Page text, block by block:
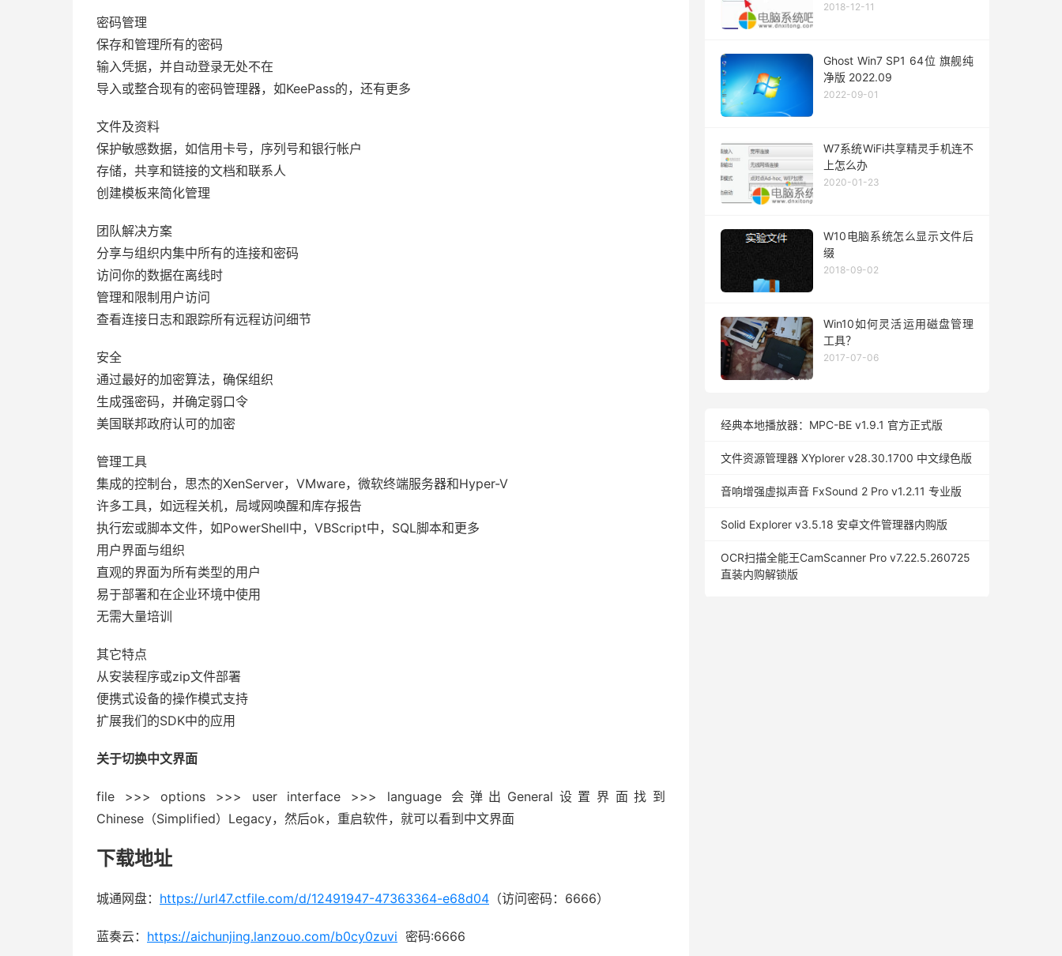
密码管理
保存和管理所有的密码
输入凭据，并自动登录无处不在
导入或整合现有的密码管理器，如KeePass的，还有更多
文件及资料
保护敏感数据，如信用卡号，序列号和银行帐户
存储，共享和链接的文档和联系人
创建模板来简化管理
团队解决方案
分享与组织内集中所有的连接和密码
访问你的数据在离线时
管理和限制用户访问
查看连接日志和跟踪所有远程访问细节
安全
通过最好的加密算法，确保组织
生成强密码，并确定弱口令
美国联邦政府认可的加密
管理工具
集成的控制台，思杰的XenServer，VMware，微软终端服务器和Hyper-V
许多工具，如远程关机，局域网唤醒和库存报告
执行宏或脚本文件，如PowerShell中，VBScript中，SQL脚本和更多
用户界面与组织
直观的界面为所有类型的用户
易于部署和在企业环境中使用
无需大量培训
其它特点
从安装程序或zip文件部署
便携式设备的操作模式支持
扩展我们的SDK中的应用
关于切换中文界面
file >>> options >>> user interface >>> language 会弹出General设置界面找到
Chinese（Simplified）Legacy，然后ok，重启软件，就可以看到中文界面
下载地址
城通网盘： https://url47.ctfile.com/d/12491947-47363364-e68d04 （访问密码：6666）
蓝奏云： https://aichunjing.lanzouo.com/b0cy0zuvi 密码:6666
2018-12-11
Ghost Win7 SP1 64位 旗舰纯
净版 2022.09
2022-09-01
W7系统WiFi共享精灵手机连不
上怎么办
2020-01-23
W10电脑系统怎么显示文件后
缀
2018-09-02
Win10如何灵活运用磁盘管理
工具？
2017-07-06
经典本地播放器：MPC-BE v1.9.1 官方正式版
文件资源管理器 XYplorer v28.30.1700 中文绿色版
音响增强虚拟声音 FxSound 2 Pro v1.2.11 专业版
Solid Explorer v3.5.18 安卓文件管理器内购版
OCR扫描全能王CamScanner Pro v7.22.5.260725
直装内购解锁版